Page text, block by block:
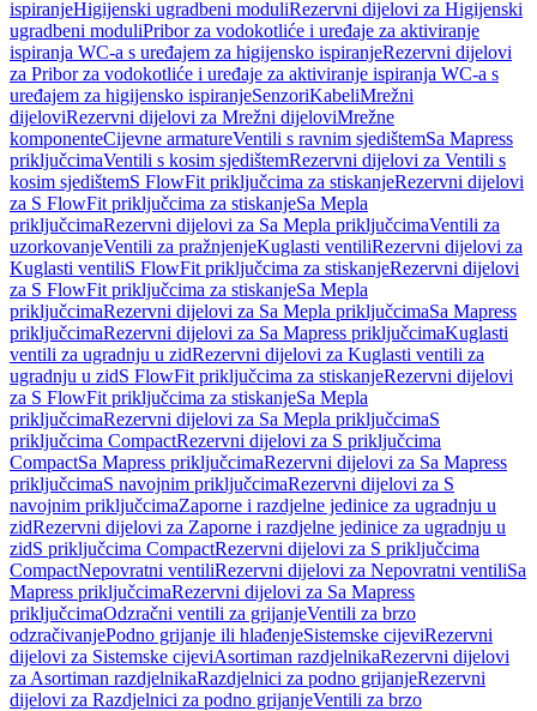
ispiranjeHigijenski ugradbeni moduliRezervni dijelovi za Higijenski
ugradbeni moduliPribor za vodokotliće i uređaje za aktiviranje
ispiranja WC-a s uređajem za higijensko ispiranjeRezervni dijelovi
za Pribor za vodokotliće i uređaje za aktiviranje ispiranja WC-a s
uređajem za higijensko ispiranjeSenzoriKabeliMrežni
dijeloviRezervni dijelovi za Mrežni dijeloviMrežne
komponenteCijevne armatureVentili s ravnim sjedištemSa Mapress
priključcimaVentili s kosim sjedištemRezervni dijelovi za Ventili s
kosim sjedištemS FlowFit priključcima za stiskanjeRezervni dijelovi
za S FlowFit priključcima za stiskanjeSa Mepla
priključcimaRezervni dijelovi za Sa Mepla priključcimaVentili za
uzorkovanjeVentili za pražnjenjeKuglasti ventiliRezervni dijelovi za
Kuglasti ventiliS FlowFit priključcima za stiskanjeRezervni dijelovi
za S FlowFit priključcima za stiskanjeSa Mepla
priključcimaRezervni dijelovi za Sa Mepla priključcimaSa Mapress
priključcimaRezervni dijelovi za Sa Mapress priključcimaKuglasti
ventili za ugradnju u zidRezervni dijelovi za Kuglasti ventili za
ugradnju u zidS FlowFit priključcima za stiskanjeRezervni dijelovi
za S FlowFit priključcima za stiskanjeSa Mepla
priključcimaRezervni dijelovi za Sa Mepla priključcimaS
priključcima CompactRezervni dijelovi za S priključcima
CompactSa Mapress priključcimaRezervni dijelovi za Sa Mapress
priključcimaS navojnim priključcimaRezervni dijelovi za S
navojnim priključcimaZaporne i razdjelne jedinice za ugradnju u
zidRezervni dijelovi za Zaporne i razdjelne jedinice za ugradnju u
zidS priključcima CompactRezervni dijelovi za S priključcima
CompactNepovratni ventiliRezervni dijelovi za Nepovratni ventiliSa
Mapress priključcimaRezervni dijelovi za Sa Mapress
priključcimaOdzračni ventili za grijanjeVentili za brzo
odzračivanjePodno grijanje ili hlađenjeSistemske cijeviRezervni
dijelovi za Sistemske cijeviAsortiman razdjelnikaRezervni dijelovi
za Asortiman razdjelnikaRazdjelnici za podno grijanjeRezervni
dijelovi za Razdjelnici za podno grijanjeVentili za brzo